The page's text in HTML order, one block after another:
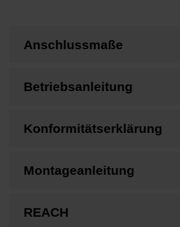
Anschlussmaße
Betriebsanleitung
Konformitätserklärung
Montageanleitung
REACH